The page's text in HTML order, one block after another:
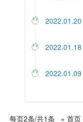
 2022.01.20
 2022.01.18
 2022.01.09
每页2条/共1条 » 首页